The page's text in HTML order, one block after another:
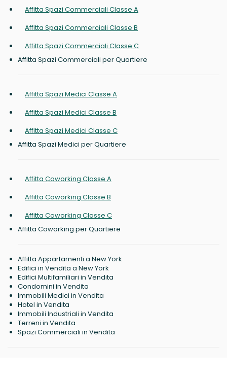
Affitta Spazi Commerciali Classe A
Affitta Spazi Commerciali Classe B
Affitta Spazi Commerciali Classe C
Affitta Spazi Commerciali per Quartiere
Affitta Spazi Medici Classe A
Affitta Spazi Medici Classe B
Affitta Spazi Medici Classe C
Affitta Spazi Medici per Quartiere
Affitta Coworking Classe A
Affitta Coworking Classe B
Affitta Coworking Classe C
Affitta Coworking per Quartiere
Affitta Appartamenti a New York
Edifici in Vendita a New York
Edifici Multifamiliari in Vendita
Condomini in Vendita
Immobili Medici in Vendita
Hotel in Vendita
Immobili Industriali in Vendita
Terreni in Vendita
Spazi Commerciali in Vendita